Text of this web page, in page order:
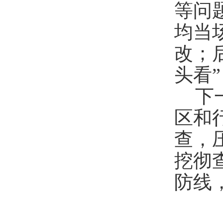
等问
均当
改；
头看
下
区和
查 ，
挖彻
防线